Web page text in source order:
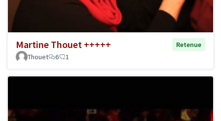
Martine Thouet +++++
Retenue
Thouet
6 1